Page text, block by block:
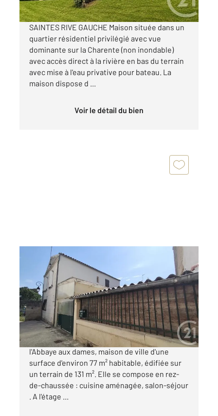
SAINTES RIVE GAUCHE Maison située dans un
quartier résidentiel privilégié avec vue
dominante sur la Charente (non inondable)
avec accès direct à la rivière en bas du terrain
avec mise à l'eau privative pour bateau. La
maison dispose d ...
Voir le détail du bien
SAINTES 17
2, 4 pièces
Ref : 5833
Maison à vendre
153 000 €
SAINTES RIVE DROITE, dans la quartier de
l'Abbaye aux dames, maison de ville d'une
surface d'environ 77 m² habitable, édifiée sur
un terrain de 131 m². Elle se compose en rez-
de-chaussée : cuisine aménagée, salon-séjour
. A l'étage ...